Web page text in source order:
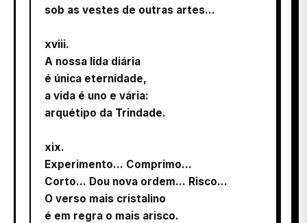
sob as vestes de outras artes…
xviii.
A nossa lida diária
é única eternidade,
a vida é uno e vária:
arquétipo da Trindade.
xix.
Experimento... Comprimo...
Corto... Dou nova ordem... Risco...
O verso mais cristalino
é em regra o mais arisco.